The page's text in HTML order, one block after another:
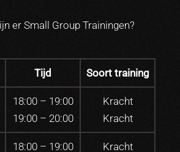
er Small Group Trainingen?
Tijd Soort training
18:00 – 19:00
19:00 – 20:00
Kracht
Kracht
18:00 – 19:00 Kracht